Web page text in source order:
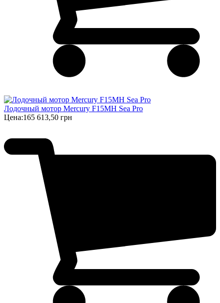
Лодочный мотор Mercury F15MH Sea Pro
Цена:165 613,50 грн